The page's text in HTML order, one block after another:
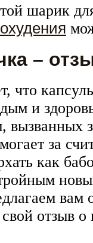
шарик
–
что
и
вызванных
за
как
вам
отзыв о